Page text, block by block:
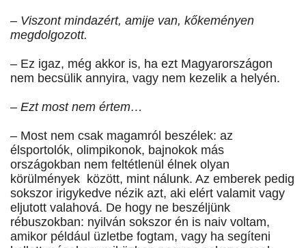
– Viszont mindazért, amije van, kőkeményen
megdolgozott.
– Ez igaz, még akkor is, ha ezt Magyarországon
nem becsülik annyira, vagy nem kezelik a helyén.
– Ezt most nem értem…
– Most nem csak magamról beszélek: az
élsportolók, olimpikonok, bajnokok más
országokban nem feltétlenül élnek olyan
körülmények között, mint nálunk. Az emberek pedig
sokszor irigykedve nézik azt, aki elért valamit vagy
eljutott valahová. De hogy ne beszéljünk
rébuszokban: nyilván sokszor én is naiv voltam,
amikor például üzletbe fogtam, vagy ha segíteni